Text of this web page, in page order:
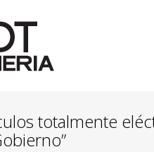
totalmente